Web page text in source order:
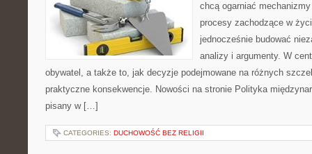
chcą ogarniać
procesy zachodzące w
jednocześnie budować
analizy i argumenty. W
obywatel, a także to, jak decyzje podejmowane na różnych
praktyczne konsekwencje. Nowości na stronie Polityka
pisany w […]
CATEGORIES: DUCHOWOŚĆ BEZ RELIGII